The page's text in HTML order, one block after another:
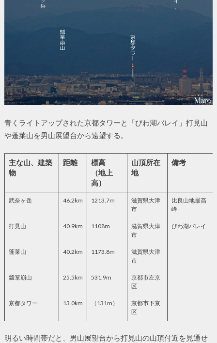
青くライトアップされた京都タワーと「びわ湖バレイ」打見山
や蓬莱山を男山展望台から遠望する。
主な山、建築
物
距離
標高
（地上
高）
山頂所在
地
備考
武奈ヶ岳 46.2km 1213.7m
滋賀県大津
市
比良山地最高
峰
打見山 40.9km 1108m
滋賀県大津
市
びわ湖バレイ
蓬莱山 40.2km 1173.8m
滋賀県大津
市
瓢箪崩山 25.5km 531.9m
京都市左京
区
京都タワー 13.0km （131m）
京都市下京
区
明るい時間帯だと、男山展望台から打見山の山頂付近を見通せ